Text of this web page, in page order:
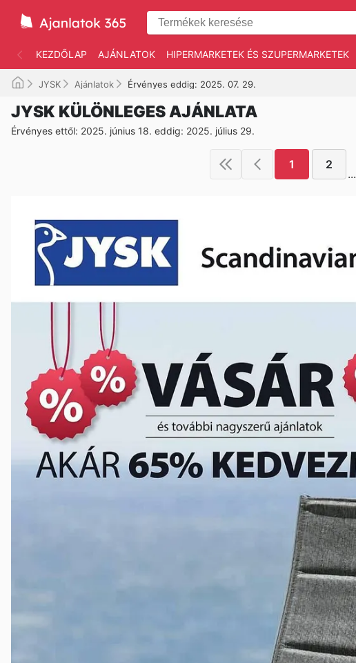
KEZDŐLAP AJÁNLATOK HIPERMARKETEK ÉS SZUPERMARKETEK
JYSK Ajánlatok Érvényes eddig: 2025. 07. 29.
JYSK KÜLÖNLEGES AJÁNLATA
Érvényes ettől: 2025. június 18. eddig: 2025. július 29.
1 2
...